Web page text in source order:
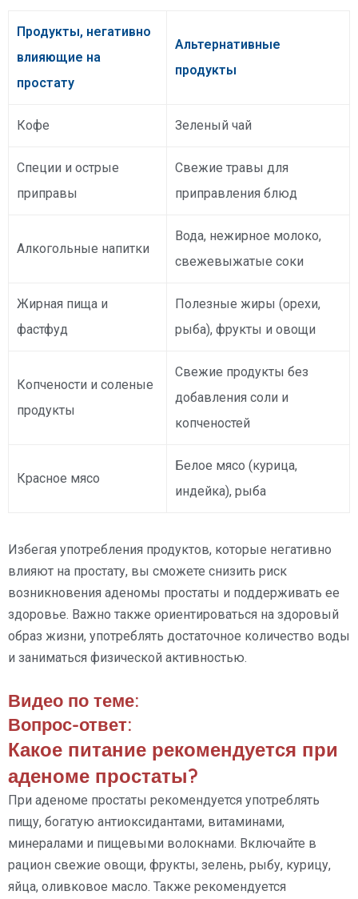
Продукты, негативно
влияющие на
простату
Альтернативные
продукты
Кофе Зеленый чай
Специи и острые
приправы
Свежие травы для
приправления блюд
Алкогольные напитки
Вода, нежирное молоко,
свежевыжатые соки
Жирная пища и
фастфуд
Полезные жиры (орехи,
рыба), фрукты и овощи
Копчености и соленые
продукты
Свежие продукты без
добавления соли и
копченостей
Красное мясо
Белое мясо (курица,
индейка), рыба
Избегая употребления продуктов, которые негативно
влияют на простату, вы сможете снизить риск
возникновения аденомы простаты и поддерживать ее
здоровье. Важно также ориентироваться на здоровый
образ жизни, употреблять достаточное количество воды
и заниматься физической активностью.
Видео по теме:
Вопрос-ответ:
Какое питание рекомендуется при
аденоме простаты?
При аденоме простаты рекомендуется употреблять
пищу, богатую антиоксидантами, витаминами,
минералами и пищевыми волокнами. Включайте в
рацион свежие овощи, фрукты, зелень, рыбу, курицу,
яйца, оливковое масло. Также рекомендуется